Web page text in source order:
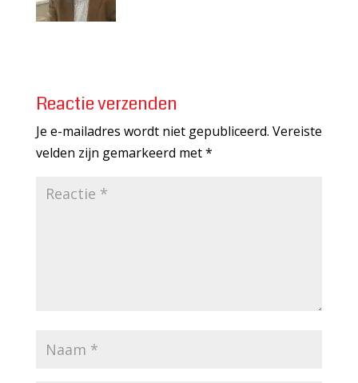
Reactie verzenden
Je e-mailadres wordt niet gepubliceerd. Vereiste
velden zijn gemarkeerd met*